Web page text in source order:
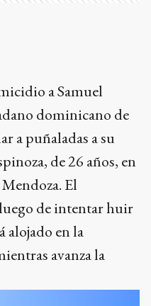
a Samuel
dominicano de
a puñaladas a su
de 26 años, en
El
de intentar huir
alojado en la
avanza la